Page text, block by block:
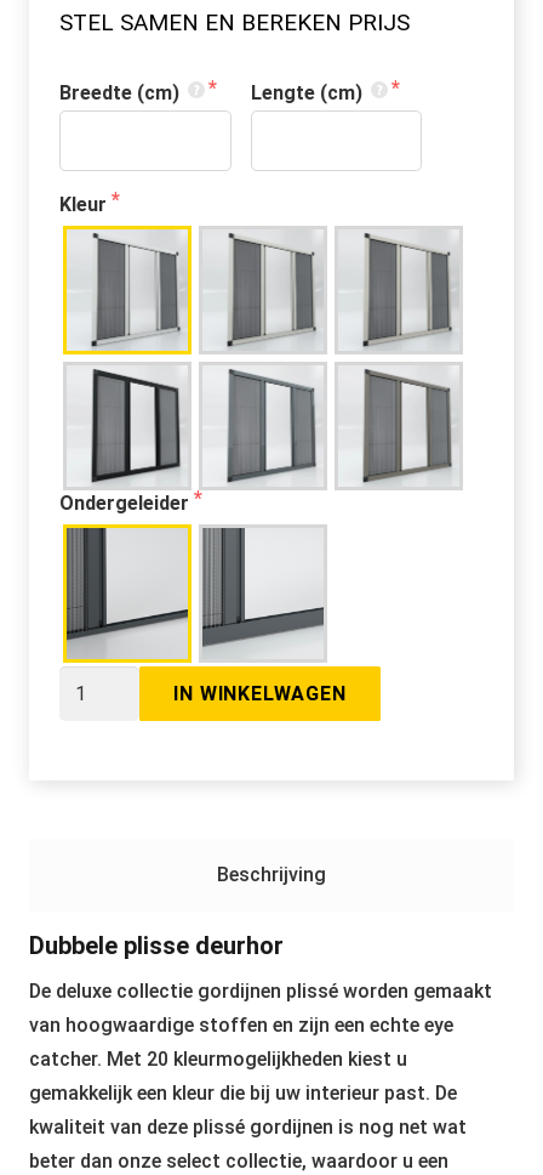
STEL SAMEN EN BEREKEN PRIJS
Breedte (cm) Lengte (cm)
Kleur
Ondergeleider
Dubbele
IN WINKELWAGEN
Beschrijving
Dubbele plisse deurhor
De deluxe collectie gordijnen plissé worden gemaakt
van hoogwaardige stoffen en zijn een echte eye
catcher. Met 20 kleurmogelijkheden kiest u
gemakkelijk een kleur die bij uw interieur past. De
kwaliteit van deze plissé gordijnen is nog net wat
beter dan onze select collectie, waardoor u een